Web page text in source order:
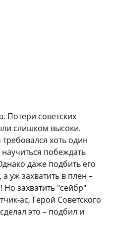
Потери советских
слишком высоки.
хоть один
побеждать
даже подбить его
уж захватить в плен –
захватить "сейбр"
ас, Герой Советского
это – подбил и